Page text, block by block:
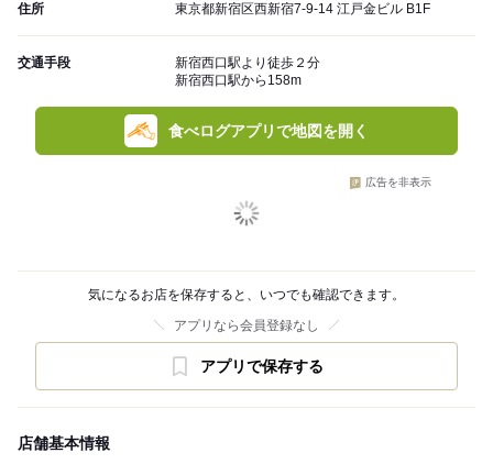
住所 東京都新宿区西新宿7-9-14 江戸金ビル B1F
交通手段
新宿西口駅より徒歩２分
新宿西口駅から158m
食べログアプリで地図を開く
広告を非表示
気になるお店を保存すると、いつでも確認できます。
アプリなら会員登録なし
アプリで保存する
店舗基本情報